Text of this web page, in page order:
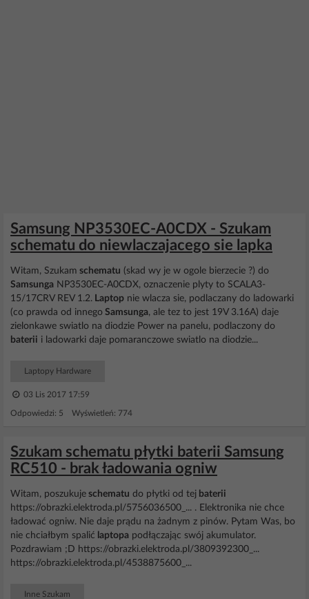
Samsung NP3530EC-A0CDX - Szukam
schematu do niewlaczajacego sie lapka
Witam, Szukam schematu (skad wy je w ogole bierzecie ?) do
Samsunga NP3530EC-A0CDX, oznaczenie plyty to SCALA3-
15/17CRV REV 1.2. Laptop nie wlacza sie, podlaczany do ladowarki
(co prawda od innego Samsunga, ale tez to jest 19V 3.16A) daje
zielonkawe swiatlo na diodzie Power na panelu, podlaczony do
baterii i ladowarki daje pomaranczowe swiatlo na diodzie...
Laptopy Hardware
03 Lis 2017 17:59
Odpowiedzi: 5 Wyświetleń: 774
Szukam schematu płytki baterii Samsung
RC510 - brak ładowania ogniw
Witam, poszukuje schematu do płytki od tej baterii
https://obrazki.elektroda.pl/5756036500_... . Elektronika nie chce
ładować ogniw. Nie daje prądu na żadnym z pinów. Pytam Was, bo
nie chciałbym spalić laptopa podłączając swój akumulator.
Pozdrawiam ;D https://obrazki.elektroda.pl/3809392300_...
https://obrazki.elektroda.pl/4538875600_...
Inne Szukam